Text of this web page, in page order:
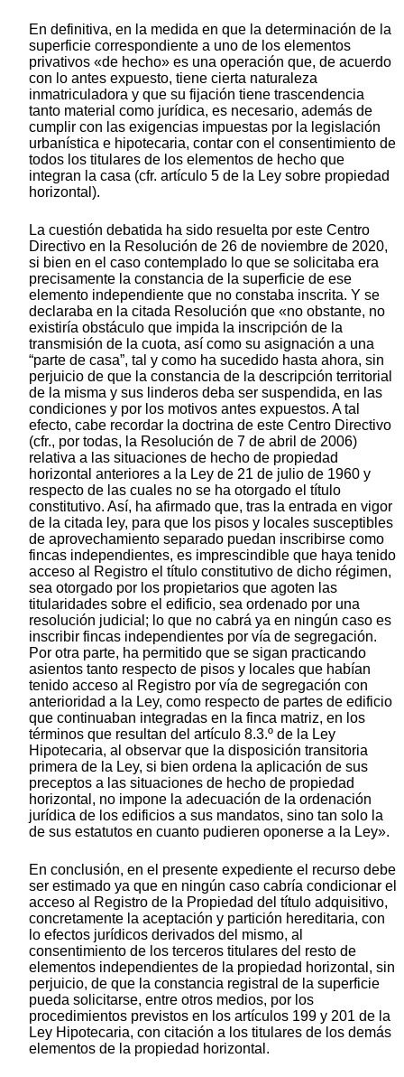
En definitiva, en la medida en que la determinación de la
superficie correspondiente a uno de los elementos
privativos «de hecho» es una operación que, de acuerdo
con lo antes expuesto, tiene cierta naturaleza
inmatriculadora y que su fijación tiene trascendencia
tanto material como jurídica, es necesario, además de
cumplir con las exigencias impuestas por la legislación
urbanística e hipotecaria, contar con el consentimiento de
todos los titulares de los elementos de hecho que
integran la casa (cfr. artículo 5 de la Ley sobre propiedad
horizontal).
La cuestión debatida ha sido resuelta por este Centro
Directivo en la Resolución de 26 de noviembre de 2020,
si bien en el caso contemplado lo que se solicitaba era
precisamente la constancia de la superficie de ese
elemento independiente que no constaba inscrita. Y se
declaraba en la citada Resolución que «no obstante, no
existiría obstáculo que impida la inscripción de la
transmisión de la cuota, así como su asignación a una
“parte de casa”, tal y como ha sucedido hasta ahora, sin
perjuicio de que la constancia de la descripción territorial
de la misma y sus linderos deba ser suspendida, en las
condiciones y por los motivos antes expuestos. A tal
efecto, cabe recordar la doctrina de este Centro Directivo
(cfr., por todas, la Resolución de 7 de abril de 2006)
relativa a las situaciones de hecho de propiedad
horizontal anteriores a la Ley de 21 de julio de 1960 y
respecto de las cuales no se ha otorgado el título
constitutivo. Así, ha afirmado que, tras la entrada en vigor
de la citada ley, para que los pisos y locales susceptibles
de aprovechamiento separado puedan inscribirse como
fincas independientes, es imprescindible que haya tenido
acceso al Registro el título constitutivo de dicho régimen,
sea otorgado por los propietarios que agoten las
titularidades sobre el edificio, sea ordenado por una
resolución judicial; lo que no cabrá ya en ningún caso es
inscribir fincas independientes por vía de segregación.
Por otra parte, ha permitido que se sigan practicando
asientos tanto respecto de pisos y locales que habían
tenido acceso al Registro por vía de segregación con
anterioridad a la Ley, como respecto de partes de edificio
que continuaban integradas en la finca matriz, en los
términos que resultan del artículo 8.3.º de la Ley
Hipotecaria, al observar que la disposición transitoria
primera de la Ley, si bien ordena la aplicación de sus
preceptos a las situaciones de hecho de propiedad
horizontal, no impone la adecuación de la ordenación
jurídica de los edificios a sus mandatos, sino tan solo la
de sus estatutos en cuanto pudieren oponerse a la Ley».
En conclusión, en el presente expediente el recurso debe
ser estimado ya que en ningún caso cabría condicionar el
acceso al Registro de la Propiedad del título adquisitivo,
concretamente la aceptación y partición hereditaria, con
lo efectos jurídicos derivados del mismo, al
consentimiento de los terceros titulares del resto de
elementos independientes de la propiedad horizontal, sin
perjuicio, de que la constancia registral de la superficie
pueda solicitarse, entre otros medios, por los
procedimientos previstos en los artículos 199 y 201 de la
Ley Hipotecaria, con citación a los titulares de los demás
elementos de la propiedad horizontal.